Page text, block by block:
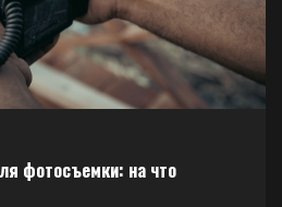
фотосъемки: на что